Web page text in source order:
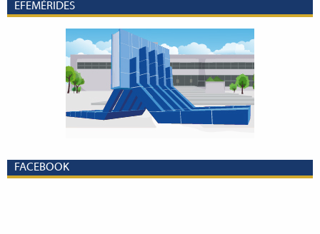
EFEMÉRIDES
FACEBOOK